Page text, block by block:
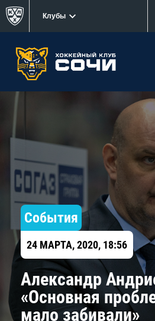
Клубы
События
24 МАРТА, 2020, 18:56
Александр
«Основная
мало забивали»